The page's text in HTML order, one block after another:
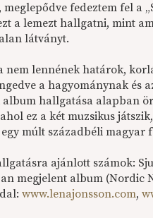
meglepődve fedeztem fel a
a lemezt hallgatni, mint
látványt.
nem lennének határok,
a hagyománynak és
album hallgatása alapban
ez a két muzsikus
múlt századbéli magyar
ajánlott számok:
megjelent album (Nordic
www.lenajonsson.com,